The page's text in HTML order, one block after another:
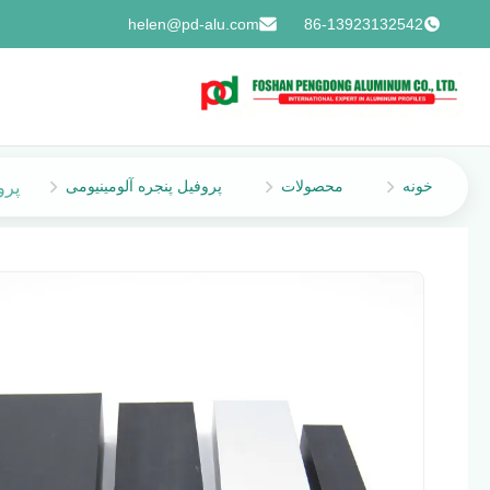
86-13923132542
helen@pd-alu.com
خونه محصولات پروفیل پنجره آلومینیومی